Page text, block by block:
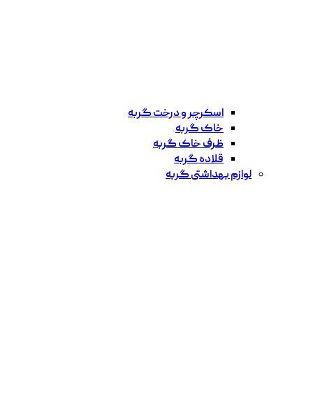
اسکرچر و درخت گربه
خاک گربه
ظرف خاک گربه
قلاده گربه
لوازم بهداشتی گربه